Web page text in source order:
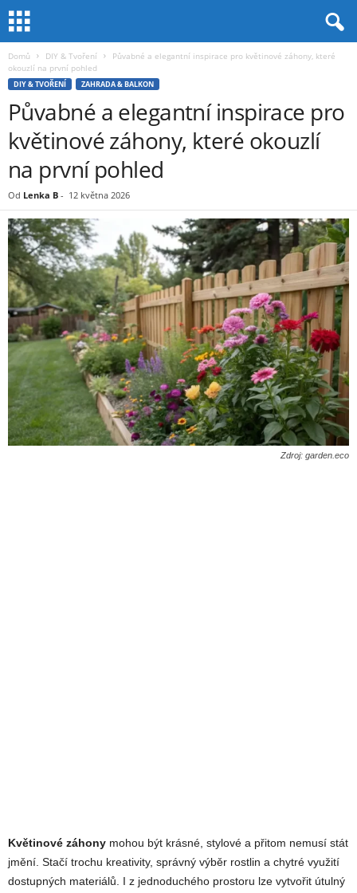
Domů DIY & Tvoření
Půvabné a elegantní inspirace pro květinové záhony, které
okouzlí na první pohled
DIY & TVOŘENÍ ZAHRADA & BALKON
Půvabné a elegantní inspirace pro
květinové záhony, které okouzlí
na první pohled
Od Lenka B - 12 května 2026
Zdroj: garden.eco
Květinové záhony mohou být krásné, stylové a přitom nemusí stát
jmění. Stačí trochu kreativity, správný výběr rostlin a chytré využití
dostupných materiálů. I z jednoduchého prostoru lze vytvořit útulný